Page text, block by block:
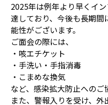
2025年は例年より早くイ
達しており、今後も長期
能性がございます。
ご面会の際には、
・咳エチケット
・手洗い・手指消毒
・こまめな換気
など、感染拡大防止へのご
また、警報入りを受け、